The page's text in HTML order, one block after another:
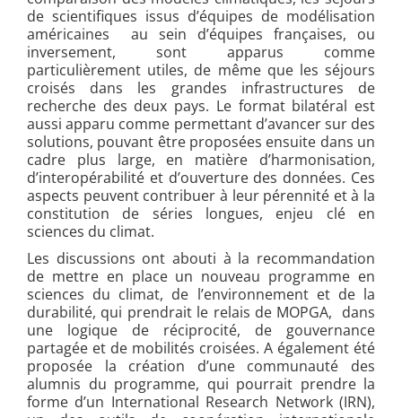
de scientifiques issus d’équipes de modélisation
américaines au sein d’équipes françaises, ou
inversement, sont apparus comme
particulièrement utiles, de même que les séjours
croisés dans les grandes infrastructures de
recherche des deux pays. Le format bilatéral est
aussi apparu comme permettant d’avancer sur des
solutions, pouvant être proposées ensuite dans un
cadre plus large, en matière d’harmonisation,
d’interopérabilité et d’ouverture des données. Ces
aspects peuvent contribuer à leur pérennité et à la
constitution de séries longues, enjeu clé en
sciences du climat.
Les discussions ont abouti à la recommandation
de mettre en place un nouveau programme en
sciences du climat, de l’environnement et de la
durabilité, qui prendrait le relais de MOPGA, dans
une logique de réciprocité, de gouvernance
partagée et de mobilités croisées. A également été
proposée la création d’une communauté des
alumnis du programme, qui pourrait prendre la
forme d’un International Research Network (IRN),